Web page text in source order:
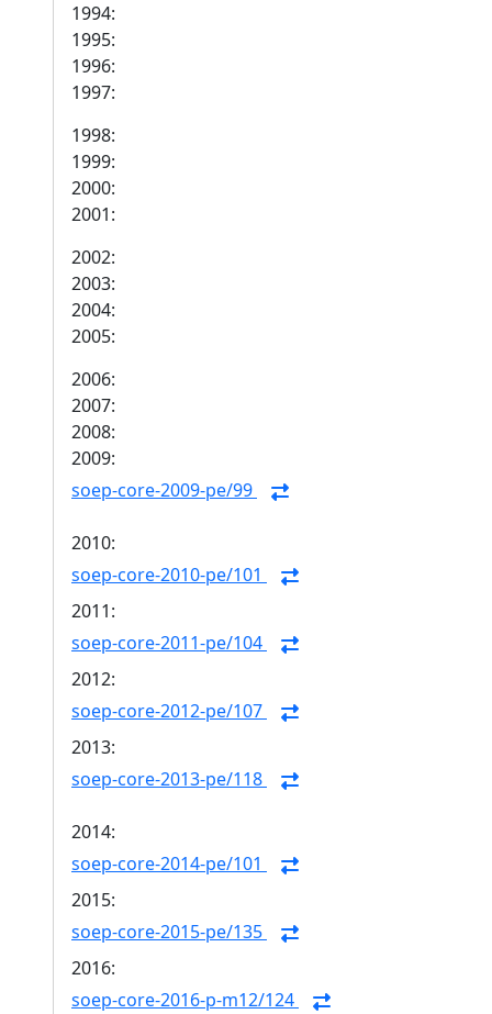
1994:
1995:
1996:
1997:
1998:
1999:
2000:
2001:
2002:
2003:
2004:
2005:
2006:
2007:
2008:
2009:
soep-core-2009-pe/99
2010:
soep-core-2010-pe/101
2011:
soep-core-2011-pe/104
2012:
soep-core-2012-pe/107
2013:
soep-core-2013-pe/118
2014:
soep-core-2014-pe/101
2015:
soep-core-2015-pe/135
2016:
soep-core-2016-p-m12/124